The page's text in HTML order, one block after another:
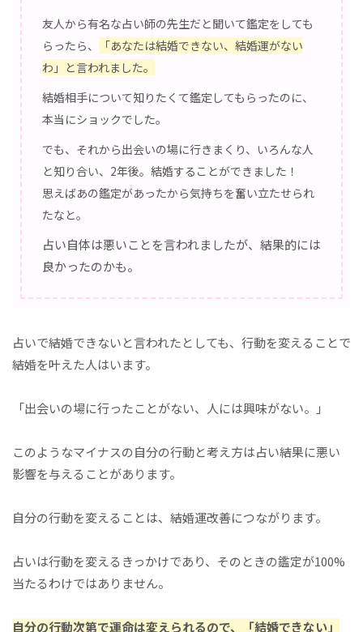
友人から有名な占い師の先生だと聞いて鑑定をしても
らったら、
「あなたは結婚できない、結婚運がない
わ」と言われました。
結婚相手について知りたくて鑑定してもらったのに、
本当にショックでした。
でも、それから出会いの場に行きまくり、いろんな人
と知り合い、2年後。結婚することができました！
思えばあの鑑定があったから気持ちを奮い立たせられ
たなと。
占い自体は悪いことを言われましたが、結果的には
良かったのかも。
占いで結婚できないと言われたとしても、行動を変えることで
結婚を叶えた人はいます。
「出会いの場に行ったことがない、人には興味がない。」
このようなマイナスの自分の行動と考え方は占い結果に悪い
影響を与えることがあります。
自分の行動を変えることは、結婚運改善につながります。
占いは行動を変えるきっかけであり、そのときの鑑定が100%
当たるわけではありません。
自分の行動次第で運命は変えられるので、「結婚できない」